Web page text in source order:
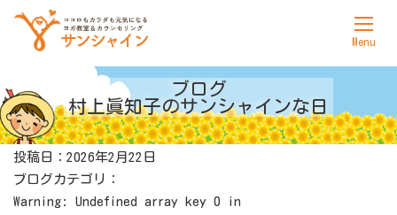
サンシャインについて
ヨガ
カウンセリング
ブログ
村上眞知子のサンシャインな日
投稿日：2026年2月22日
ブログカテゴリ：
Warning : Undefined array key 0 in